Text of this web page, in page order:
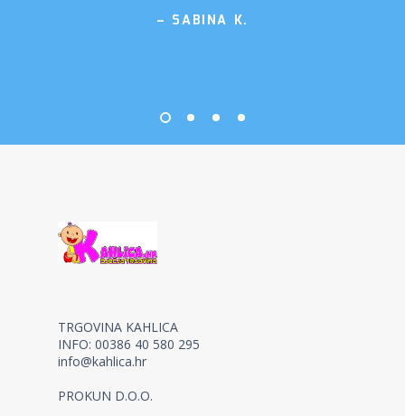
– SABINA K.
TRGOVINA KAHLICA
INFO: 00386 40 580 295
info@kahlica.hr
PROKUN D.O.O.